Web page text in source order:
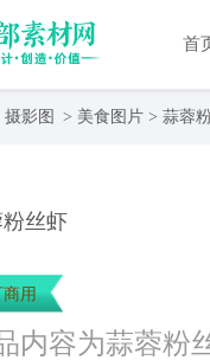
首
摄影图 > 美食图片 > 蒜蓉
丝虾
商用
内容为蒜蓉粉